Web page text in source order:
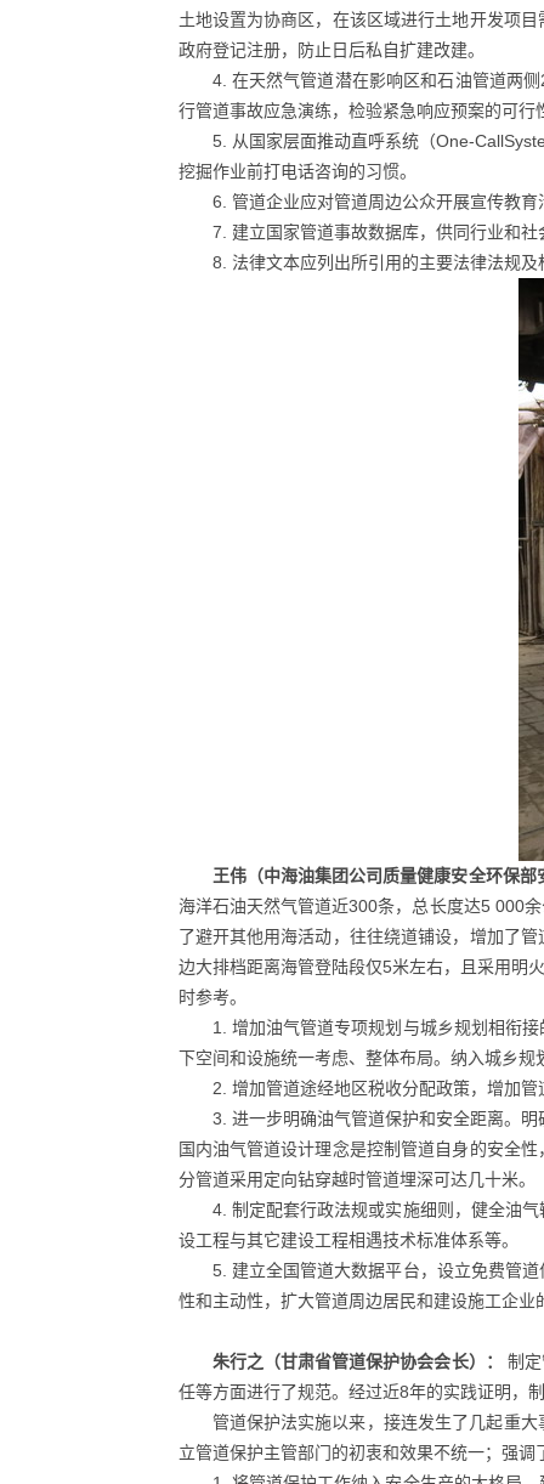
土地设置为协商区，在该区域进行土地开发项
政府登记注册，防止日后私自扩建改建。
4. 在天然气管道潜在影响区和石油管道两
行管道事故应急演练，检验紧急响应预案的可行
5. 从国家层面推动直呼系统（One-
挖掘作业前打电话咨询的习惯。
6. 管道企业应对管道周边公众开展宣传教
7. 建立国家管道事故数据库，供同行业和
8. 法律文本应列出所引用的主要法律法规
王伟（中海油集团公司质量健康安全环保部
海洋石油天然气管道近300条，总长度达5 000
了避开其他用海活动，往往绕道铺设，增加了
边大排档距离海管登陆段仅5米左右，且采用明
时参考。
1. 增加油气管道专项规划与城乡规划相衔
下空间和设施统一考虑、整体布局。纳入城乡
2. 增加管道途经地区税收分配政策，增加
3. 进一步明确油气管道保护和安全距离。
国内油气管道设计理念是控制管道自身的安全
分管道采用定向钻穿越时管道埋深可达几十米。
4. 制定配套行政法规或实施细则，健全油
设工程与其它建设工程相遇技术标准体系等。
5. 建立全国管道大数据平台，设立免费管
性和主动性，扩大管道周边居民和建设施工企业
朱行之（甘肃省管道保护协会会长）：
制
任等方面进行了规范。经过近8年的实践证明，
管道保护法实施以来，接连发生了几起重
立管道保护主管部门的初衷和效果不统一；强